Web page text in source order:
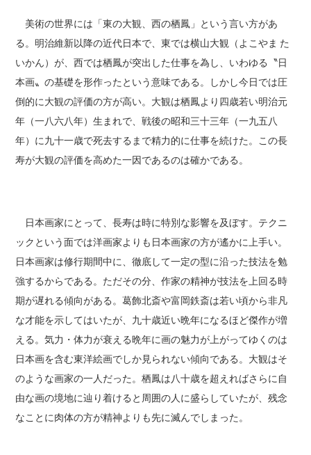
美術の世界には「東の大観、西の栖鳳」という言い方があ
る。明治維新以降の近代日本で、東では横山大観（よこやま た
いかん）が、西では栖鳳が突出した仕事を為し、いわゆる〝日
本画〟の基礎を形作ったという意味である。しかし今日では圧
倒的に大観の評価の方が高い。大観は栖鳳より四歳若い明治元
年（一八六八年）生まれで、戦後の昭和三十三年（一九五八
年）に九十一歳で死去するまで精力的に仕事を続けた。この長
寿が大観の評価を高めた一因であるのは確かである。
日本画家にとって、長寿は時に特別な影響を及ぼす。テクニ
ックという面では洋画家よりも日本画家の方が遙かに上手い。
日本画家は修行期間中に、徹底して一定の型に沿った技法を勉
強するからである。ただその分、作家の精神が技法を上回る時
期が遅れる傾向がある。葛飾北斎や富岡鉄斎は若い頃から非凡
な才能を示してはいたが、九十歳近い晩年になるほど傑作が増
える。気力・体力が衰える晩年に画の魅力が上がってゆくのは
日本画を含む東洋絵画でしか見られない傾向である。大観はそ
のような画家の一人だった。栖鳳は八十歳を超えればさらに自
由な画の境地に辿り着けると周囲の人に盛らしていたが、残念
なことに肉体の方が精神よりも先に滅んでしまった。